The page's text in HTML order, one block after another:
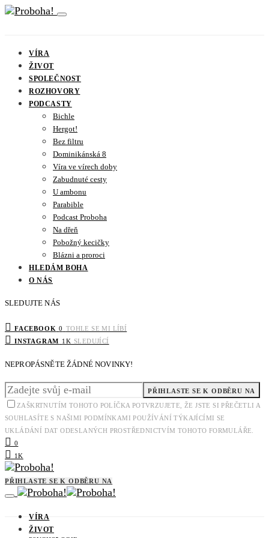
VÍRA
ŽIVOT
SPOLEČNOST
ROZHOVORY
PODCASTY
Bichle
Hergot!
Bez filtru
Dominikánská 8
Víra ve vírech doby
Zabudnuté cesty
U ambonu
Parabible
Podcast Proboha
Na dřeň
Pobožný kecičky
Blázni a proroci
HLEDÁM BOHA
O NÁS
SLEDUJTE NÁS
FACEBOOK 0 TOHLE SE MI LÍBÍ
INSTAGRAM 1K SLEDUJÍCÍ
NEPROPÁSNĚTE ŽÁDNÉ NOVINKY!
PŘIHLASTE SE K ODBĚRU NA
ZAŠKRTNUTÍM TOHOTO POLÍČKA POTVRZUJETE, ŽE JSTE SI PŘEČETLI A
SOUHLASÍTE S NAŠIMI PODMÍNKAMI POUŽÍVÁNÍ TÝKAJÍCÍMI SE
UKLÁDÁNÍ DAT ODESLANÝCH PROSTŘEDNICTVÍM TOHOTO FORMULÁŘE.
0
1K
PŘIHLASTE SE K ODBĚRU NA
VÍRA
ŽIVOT